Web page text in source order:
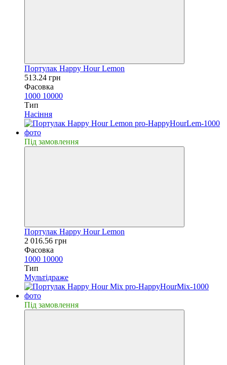
Портулак Happy Hour Lemon
513.24 грн
Фасовка
1000 10000
Тип
Насiння
Пiд замовлення
Портулак Happy Hour Lemon
2 016.56 грн
Фасовка
1000 10000
Тип
Мультідраже
Пiд замовлення